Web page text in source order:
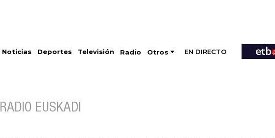
Noticias Deportes Televisión Radio Otros EN DIRECTO
RADIO EUSKADI